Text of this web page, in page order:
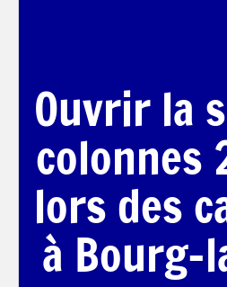
Ouvrir la
colonnes
lors des
à Bourg-